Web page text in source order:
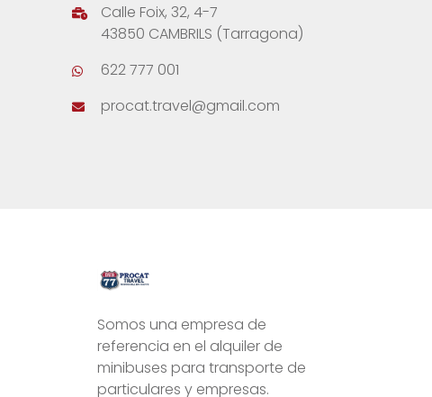
Calle Foix, 32, 4-7
43850 CAMBRILS (Tarragona)
622 777 001
procat.travel@gmail.com
Somos una empresa de
referencia en el alquiler de
minibuses para transporte de
particulares y empresas.